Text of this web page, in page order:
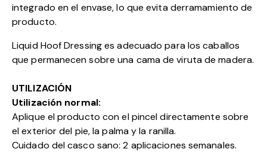
integrado en el envase, lo que evita derramamiento de
producto.
Liquid Hoof Dressing es adecuado para los caballos
que permanecen sobre una cama de viruta de madera.
UTILIZACIÓN
Utilización normal:
Aplique el producto con el pincel directamente sobre
el exterior del pie, la palma y la ranilla.
Cuidado del casco sano: 2 aplicaciones semanales.